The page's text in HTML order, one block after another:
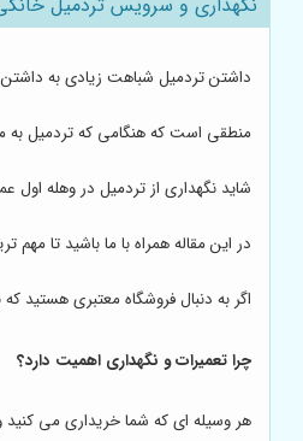
داشتن تردمیل شباهت زیادی به داشتن
منطقی است که هنگامی که تردمیل به
شاید نگهداری از تردمیل در وهله
در این مقاله همراه با ما باشید تا
اگر به دنبال فروشگاه معتبری هستید
چرا تعمیرات و نگهداری اهمیت دارد؟
هر وسیله ای که شما خریداری می کنید و